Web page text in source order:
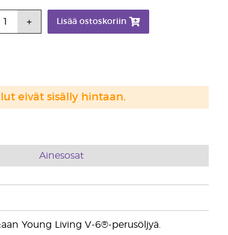
Lisää ostoskoriin
eivät sisälly hintaan.
Ainesosat
Young Living V-6®-perusöljyä.